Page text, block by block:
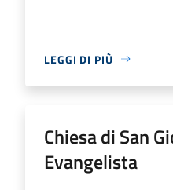
LEGGI DI PIÙ
Chiesa di San
Evangelista